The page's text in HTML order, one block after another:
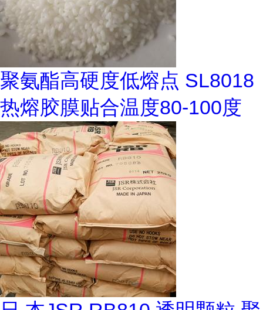
聚氨酯高硬度低熔点 SL8018
热熔胶膜贴合温度80-100度